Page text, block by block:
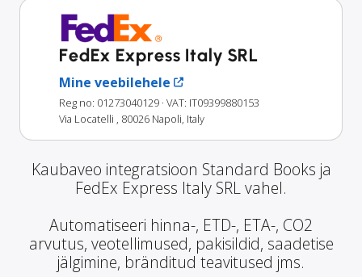
FedEx Express Italy SRL
Mine veebilehele
Reg no: 01273040129 · VAT: IT09399880153
Via Locatelli , 80026 Napoli, Italy
Kaubaveo integratsioon Standard Books ja
FedEx Express Italy SRL vahel.
Automatiseeri hinna-, ETD-, ETA-, CO2
arvutus, veotellimused, pakisildid, saadetise
jälgimine, bränditud teavitused jms.